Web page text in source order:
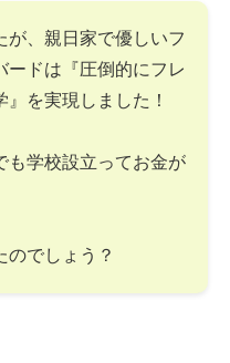
が、親日家で優しいフ
ードは『圧倒的にフレ
を実現しました！
も学校設立ってお金が
のでしょう？